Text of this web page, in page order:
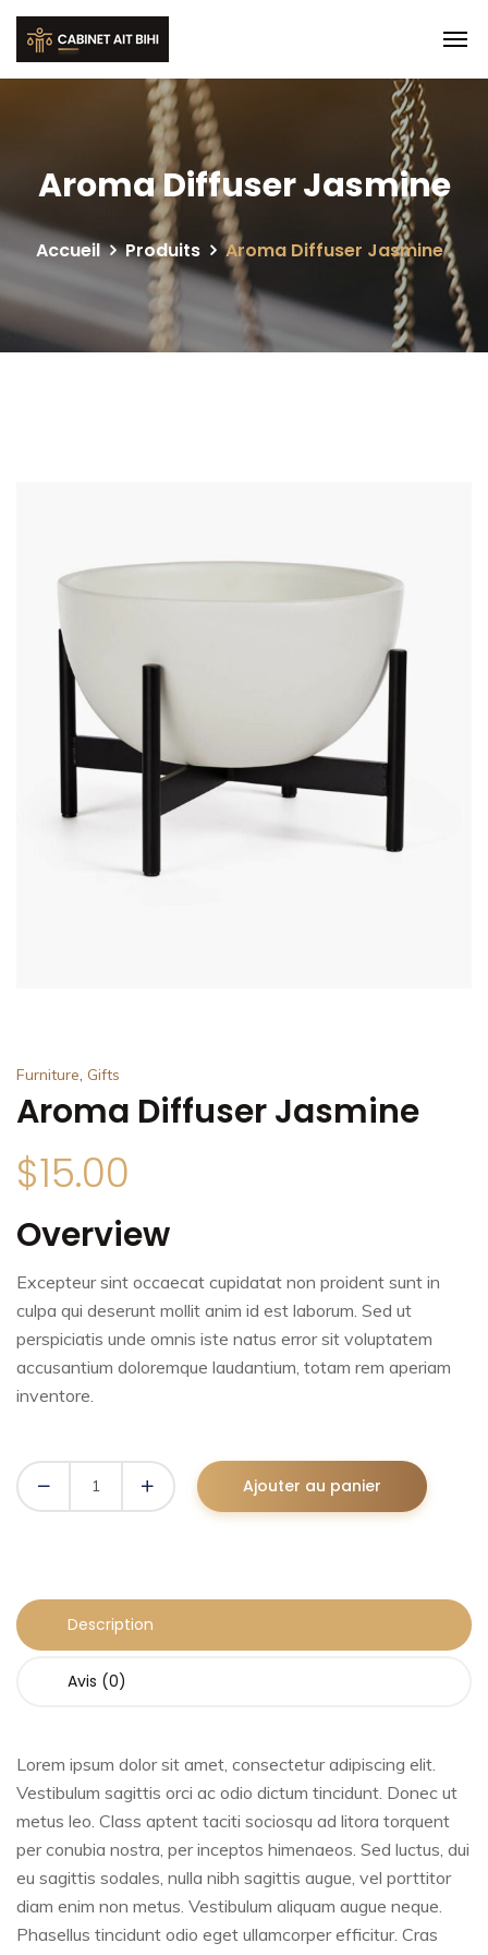
Aroma Diffuser Jasmine
Accueil Produits Aroma Diffuser Jasmine
Furniture Gifts
Aroma Diffuser Jasmine
$15.00
Overview
Excepteur sint occaecat cupidatat non proident sunt in
culpa qui deserunt mollit anim id est laborum. Sed ut
perspiciatis unde omnis iste natus error sit voluptatem
accusantium doloremque laudantium, totam rem aperiam
inventore.
Ajouter au panier
Description
Avis (0)
Lorem ipsum dolor sit amet, consectetur adipiscing elit.
Vestibulum sagittis orci ac odio dictum tincidunt. Donec ut
metus leo. Class aptent taciti sociosqu ad litora torquent
per conubia nostra, per inceptos himenaeos. Sed luctus, dui
eu sagittis sodales, nulla nibh sagittis augue, vel porttitor
diam enim non metus. Vestibulum aliquam augue neque.
Phasellus tincidunt odio eget ullamcorper efficitur. Cras